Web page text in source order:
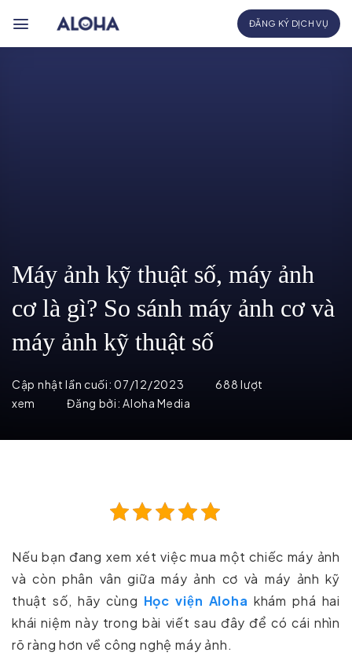
qua
ĐĂNG KÝ DỊCH VỤ
Máy ảnh kỹ thuật số, máy ảnh
cơ là gì? So sánh máy ảnh cơ và
máy ảnh kỹ thuật số
Cập nhật lần cuối:07/12/2023
688 lượt
xem
Đăng bởi:Aloha Media
Nếu bạn đang xem xét việc mua một chiếc máy ảnh
và còn phân vân giữa máy ảnh cơ và máy ảnh kỹ
thuật số, hãy cùng Học viện Aloha khám phá hai
khái niệm này trong bài viết sau đây để có cái nhìn
rõ ràng hơn về công nghệ máy ảnh.